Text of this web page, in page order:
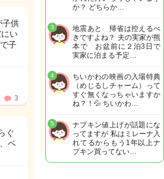
子供
い
子
3
ぐ
ベ
か？ どちらか…
地震あと 帰省は控えるべ
きですよね？ 夫の実家が熊
本で お盆前に２泊3日で
実家に泊まる予定…
3
ちいかわの映画の入場特典
（めじるしチャーム）って
すぐ無くなっちゃいますか
ね？！💦 ちいかわ…
4
ナプキン値上げが話題にな
ってますが 私はミレーナ入
れてるからもう1年以上ナ
プキン買ってない…
5